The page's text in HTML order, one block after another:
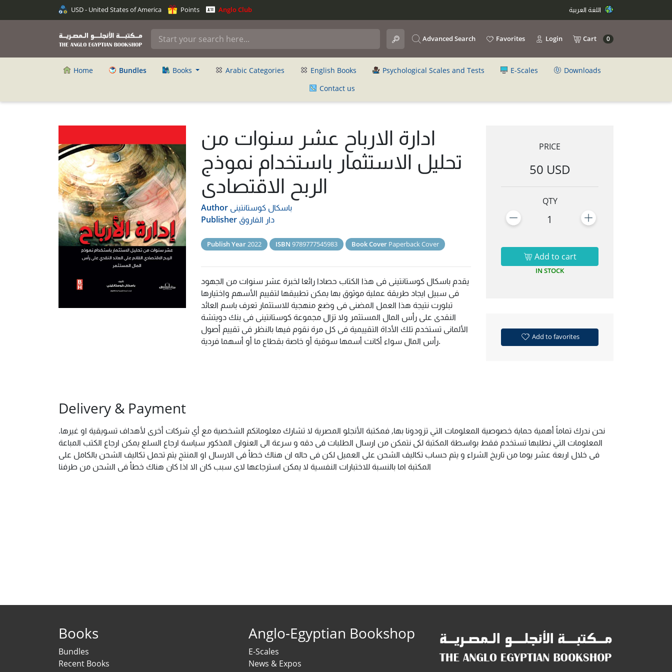
USD - United States of America Points Anglo Club
Advanced Search Favorites Login Cart 0
Home Bundles Books Arabic Categories English Books Psychological Scales and Tests E-Scales
Downloads
Contact us
ادارة الارباح عشر سنوات من
تحليل الاستثمار باستخدام نموذج
الربح الاقتصادى
Author باسكال كوستانتينى
Publisher دار الفاروق
Publish Year2022 ISBN 9789777545983 Book Cover Paperback Cover
يقدم باسكال كوستانتينى فى هذا الكتاب حصادا رائعا لخبرة عشر سنوات من الجهود
فى سبيل ايجاد طريقة عملية موثوق بها يمكن تطبيقها لتقييم الأسهم واختيارها
تبلورت نتيجة هذا العمل المضنى فى وضع منهجية للاستثمار تعرف باسم العائد
النقدى على رأس المال المستثمر ولا تزال مجموعة كوستانتينى فى بنك دويتشة
الألمانى تستخدم تلك الأداة التقييمية فى كل مرة نقوم فيها بالنظر فى تقييم أصول
رأس المال سواء أكانت أسمها سوقية أو خاصة بقطاع ما أو أسهما فردية.
PRICE
50 USD
QTY
1
Add to cart
IN STOCK
Add to favorites
Delivery & Payment
نحن ندرك تماماً أهمية حماية خصوصية المعلومات التي تزودونا بها, فمكتبة الأنجلو المصرية لا تشارك معلوماتكم الشخصية مع أي شركات أخرى لأهداف تسويقية او غيرها.
المعلومات التي نطلبها تستخدم فقط بواسطة المكتبة لكى نتمكن من ارسال الطلبات فى دقه و سرعة الى العنوان المذكور سياسة ارجاع السلع يمكن ارجاع الكتب المباعة
فى خلال اربعة عشر يوما من تاريخ الشراء و يتم حساب تكاليف الشحن على العميل لكن فى حاله ان هناك خطأ فى الارسال او المنتج يتم تحمل تكاليف الشحن بالكامل على
المكتبة اما بالنسبة للاختبارات النفسية لا يمكن استرجاعها لاى سبب كان الا اذا كان هناك خطأ فى الشحن من طرفنا
Books
Bundles
Recent Books
Anglo-Egyptian Bookshop
E-Scales
News & Expos